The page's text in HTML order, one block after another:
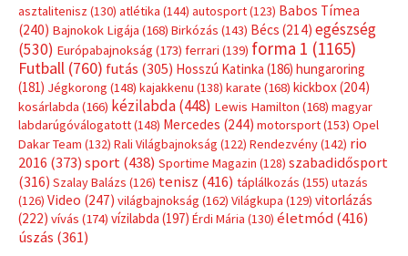
asztalitenisz (130) atlétika (144) autosport(123) Babos Tímea
(240) Bajnokok Ligája (168) Birkózás (143) Bécs (214) egészség
(530) Európabajnokság (173) ferrari (139) forma 1 (1165)
Futball (760) futás (305) Hosszú Katinka (186) hungaroring
(181) Jégkorong (148) kajakkenu (138) karate (168) kickbox(204)
kosárlabda (166) kézilabda(448) Lewis Hamilton (168) magyar
labdarúgóválogatott(148) Mercedes (244) motorsport(153) Opel
Dakar Team (132) Rali Világbajnokság (122) Rendezvény(142) rio
2016 (373) sport(438) Sportime Magazin (128) szabadidősport
(316) Szalay Balázs (126) tenisz (416) táplálkozás (155) utazás
(126) Video (247) világbajnokság (162) Világkupa (129) vitorlázás
(222) vívás (174) vízilabda (197) Érdi Mária (130) életmód(416)
úszás (361)